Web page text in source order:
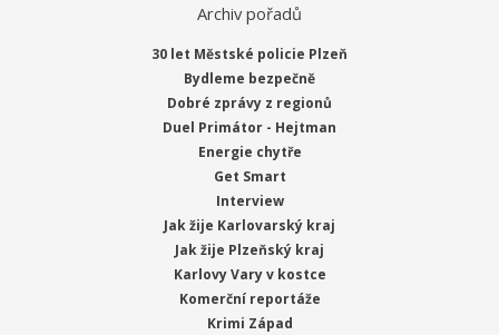
Archiv pořadů
30 let Městské policie Plzeň
Bydleme bezpečně
Dobré zprávy z regionů
Duel Primátor - Hejtman
Energie chytře
Get Smart
Interview
Jak žije Karlovarský kraj
Jak žije Plzeňský kraj
Karlovy Vary v kostce
Komerční reportáže
Krimi Západ